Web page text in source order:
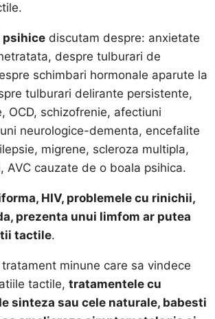
psihicediscutam despre: anxietate
despre tulburari de
schimbari hormonale aparute la
tulburari delirante persistente,
OCD, schizofrenie, afectiuni
neurologice-dementa, encefalite
migrene, scleroza multipla,
AVC cauzate de o boala psihica.
HIV, problemele cu rinichii,
prezenta unui limfom ar putea
tactile.
minune care sa vindece
tactile, tratamentele cu
sinteza sau cele naturale, babesti